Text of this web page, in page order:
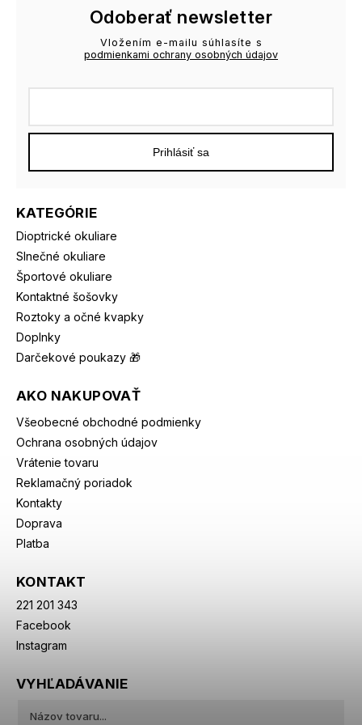
KATEGÓRIE
Dioptrické okuliare
Slnečné okuliare
Športové okuliare
Kontaktné šošovky
Roztoky a očné kvapky
Doplnky
Darčekové poukazy 🎁
AKO NAKUPOVAŤ
Všeobecné obchodné podmienky
Ochrana osobných údajov
Vrátenie tovaru
Reklamačný poriadok
Kontakty
Doprava
Platba
KONTAKT
221 201 343
Facebook
Instagram
Odoberať newsletter
Vložením e-mailu súhlasíte s
podmienkami ochrany osobných údajov
Prihlásiť sa
VYHĽADÁVANIE